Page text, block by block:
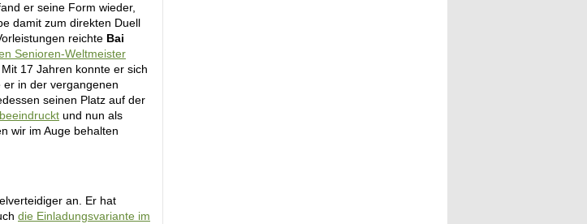
er seine Form wieder,
damit zum direkten Duell
reichte Bai
Senioren-Weltmeister
17 Jahren konnte er sich
in der vergangenen
seinen Platz auf der
und nun als
wir im Auge behalten
an. Er hat
die Einladungsvariante im